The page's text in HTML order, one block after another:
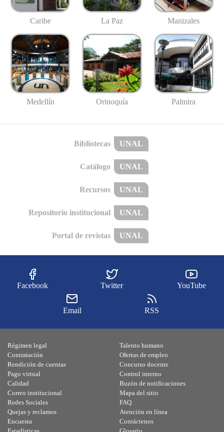
Caribe La Paz Manizales
Medellín Orinoquía Palmira
Bibliotecas UNAL
Catálogo UNAL
Recursos UNAL
Repositorio institucional UNAL
Portal de revistas UNAL
Facebook Twitter YouTube
Email RSS
Régimen legal
Contratación
Rendición de cuentas
Pago virtual
Calidad
Talento humano
Ofertas de empleo
Concurso docente
Control interno
Buzón de notificaciones
Correo institucional
Redes Sociales
Quejas y reclamos
Encuesta
Mapa del sitio
FAQ
Atención en línea
Contáctenos